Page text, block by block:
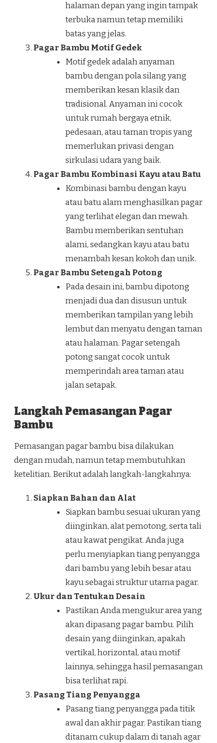
halaman depan yang ingin tampak
terbuka namun tetap memiliki
batas yang jelas.
Pagar Bambu Motif Gedek
Motif gedek adalah anyaman
bambu dengan pola silang yang
memberikan kesan klasik dan
tradisional. Anyaman ini cocok
untuk rumah bergaya etnik,
pedesaan, atau taman tropis yang
memerlukan privasi dengan
sirkulasi udara yang baik.
Pagar Bambu Kombinasi Kayu atau Batu
Kombinasi bambu dengan kayu
atau batu alam menghasilkan pagar
yang terlihat elegan dan mewah.
Bambu memberikan sentuhan
alami, sedangkan kayu atau batu
menambah kesan kokoh dan unik.
Pagar Bambu Setengah Potong
Pada desain ini, bambu dipotong
menjadi dua dan disusun untuk
memberikan tampilan yang lebih
lembut dan menyatu dengan taman
atau halaman. Pagar setengah
potong sangat cocok untuk
memperindah area taman atau
jalan setapak.
Langkah Pemasangan Pagar
Bambu
Pemasangan pagar bambu bisa dilakukan
dengan mudah, namun tetap membutuhkan
ketelitian. Berikut adalah langkah-langkahnya:
Siapkan Bahan dan Alat
Siapkan bambu sesuai ukuran yang
diinginkan, alat pemotong, serta tali
atau kawat pengikat. Anda juga
perlu menyiapkan tiang penyangga
dari bambu yang lebih besar atau
kayu sebagai struktur utama pagar.
Ukur dan Tentukan Desain
Pastikan Anda mengukur area yang
akan dipasang pagar bambu. Pilih
desain yang diinginkan, apakah
vertikal, horizontal, atau motif
lainnya, sehingga hasil pemasangan
bisa terlihat rapi.
Pasang Tiang Penyangga
Pasang tiang penyangga pada titik
awal dan akhir pagar. Pastikan tiang
ditanam cukup dalam di tanah agar